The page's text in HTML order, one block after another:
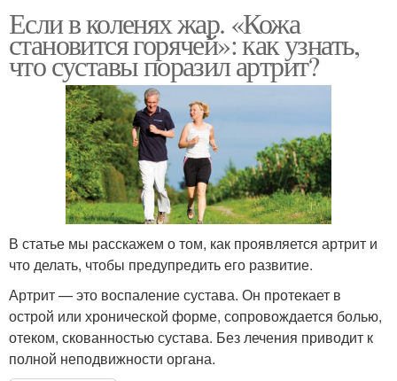
Если в коленях жар. «Кожа
становится горячей»: как узнать,
что суставы поразил артрит?
В статье мы расскажем о том, как проявляется артрит и
что делать, чтобы предупредить его развитие.
Артрит — это воспаление сустава. Он протекает в
острой или хронической форме, сопровождается болью,
отеком, скованностью сустава. Без лечения приводит к
полной неподвижности органа.